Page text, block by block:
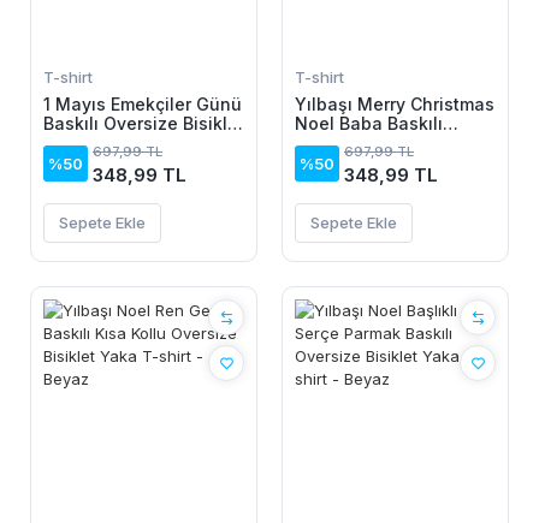
T-shirt
1 Mayıs Emekçiler Günü
Baskılı Oversize Bisiklet
Yaka T-shirt - Beyaz
%50
697,99 TL
348,99 TL
Sepete Ekle
T-shirt
Yılbaşı Merry Christmas
Noel Baba Baskılı
Oversize Bisiklet Yaka
T-shirt - Siyah
%50
697,99 TL
348,99 TL
Sepete Ekle